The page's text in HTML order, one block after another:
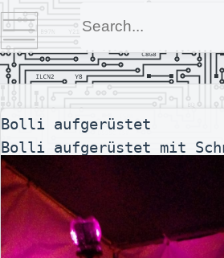
Bolli aufgerüstet
Bolli aufgerüstet mit